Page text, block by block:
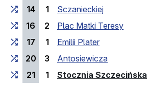
14
1
Sczanieckiej
16
2
Plac Matki Teresy
17
1
Emilii Plater
20
3
Antosiewicza
21
1 Stocznia Szczecińska